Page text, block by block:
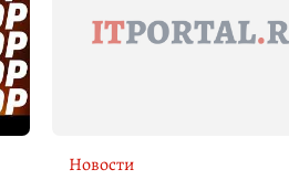
Новости